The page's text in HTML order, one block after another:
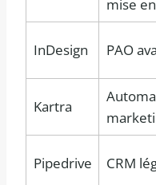
mise
InDesign PAO
Kartra
Pipedrive CRM